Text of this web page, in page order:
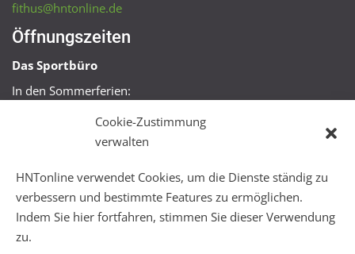
Cookie-Zustimmung
verwalten
HNTonline verwendet Cookies, um die Dienste ständig zu
verbessern und bestimmte Features zu ermöglichen.
Indem Sie hier fortfahren, stimmen Sie dieser Verwendung
zu.
fithus@hntonline.de
Öffnungszeiten
Das Sportbüro
In den Sommerferien:
Mo + Mi 16:00 – 18:00 Uhr
Mo – Fr 08:00 – 22:00 Uhr
Sa + So 10:00 – 18:00 Uhr